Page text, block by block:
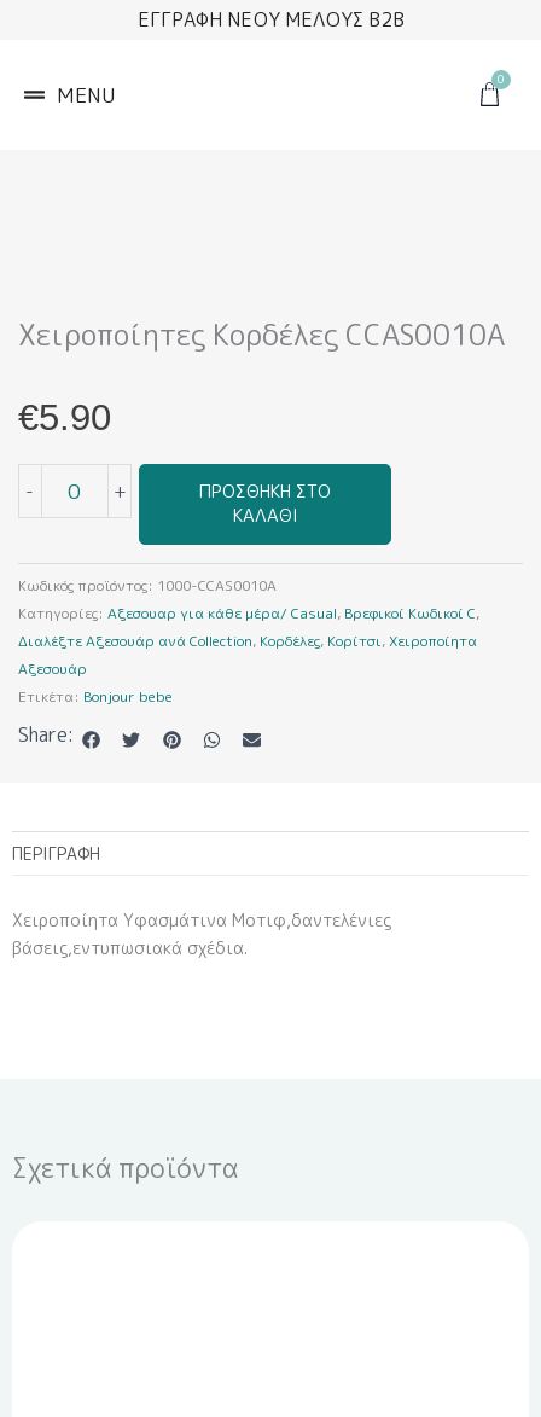
ΕΓΓΡΑΦΗ ΝΕΟΥ ΜΕΛΟΥΣ B2B
MENU
0
Cart
Χειροποίητες Κορδέλες CCAS0010A
€5.90
-
Κορδέλες
ποσότητα
+
ΠΡΟΣΘΉΚΗ ΣΤΟ
ΚΑΛΆΘΙ
Κωδικός προϊόντος: 1000-CCAS0010A
Κατηγορίες: Αξεσουαρ για κάθε μέρα/ Casual, Βρεφικοί Κωδικοί C,
Διαλέξτε Αξεσουάρ ανά Collection, Κορδέλες, Κορίτσι,Χειροποίητα
Αξεσουάρ
Ετικέτα: Bonjour bebe
Share:
ΠΕΡΙΓΡΑΦΉ
Χειροποίητα Υφασμάτινα Μοτιφ,δαντελένιες
βάσεις,εντυπωσιακά σχέδια.
Σχετικά προϊόντα